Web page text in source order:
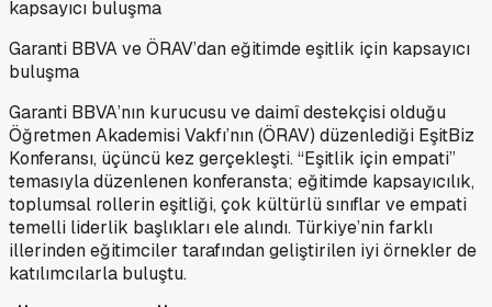
Garanti BBVA ve ÖRAV’dan eğitimde eşitlik için kapsayıcı
buluşma
Garanti BBVA’nın kurucusu ve daimî destekçisi olduğu
Öğretmen Akademisi Vakfı’nın (ÖRAV) düzenlediği EşitBiz
Konferansı, üçüncü kez gerçekleşti. “Eşitlik için empati”
temasıyla düzenlenen konferansta; eğitimde kapsayıcılık,
toplumsal rollerin eşitliği, çok kültürlü sınıflar ve empati
temelli liderlik başlıkları ele alındı. Türkiye’nin farklı
illerinden eğitimciler tarafından geliştirilen iyi örnekler de
katılımcılarla buluştu.